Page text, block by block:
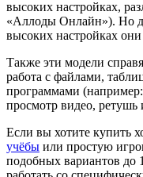
высоких настройках,
«Аллоды Онлайн»). Но
высоких настройках
Также эти модели
работа с файлами,
программами
просмотр видео, ретушь
Если вы хотите купить
учёбы или простую
подобных вариантов до